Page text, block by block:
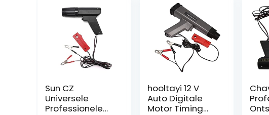
Sun CZ
Universele
Professionele
hooltayi 12 V
Auto Digitale
Motor Timing